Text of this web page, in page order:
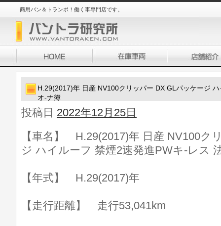
商用バン＆トランポ！働く車専門店です。
H.29(2017)年 日産 NV100クリッパー DX GLパッケージ
オ-ナ簿
投稿日 2022年12月25日
【車名】 H.29(2017)年 日産 NV100ク
ジ ハイルーフ 禁煙2速発進PWキ-レス
【年式】 H.29(2017)年
【走行距離】 走行53,041km